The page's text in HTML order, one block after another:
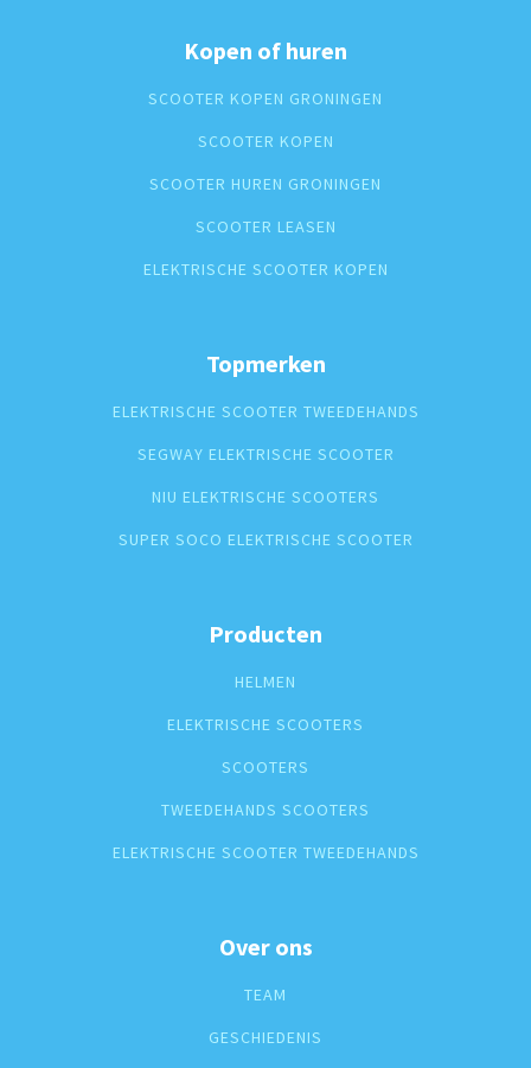
Kopen of huren
SCOOTER KOPEN GRONINGEN
SCOOTER KOPEN
SCOOTER HUREN GRONINGEN
SCOOTER LEASEN
ELEKTRISCHE SCOOTER KOPEN
Topmerken
ELEKTRISCHE SCOOTER TWEEDEHANDS
SEGWAY ELEKTRISCHE SCOOTER
NIU ELEKTRISCHE SCOOTERS
SUPER SOCO ELEKTRISCHE SCOOTER
Producten
HELMEN
ELEKTRISCHE SCOOTERS
SCOOTERS
TWEEDEHANDS SCOOTERS
ELEKTRISCHE SCOOTER TWEEDEHANDS
Over ons
TEAM
GESCHIEDENIS